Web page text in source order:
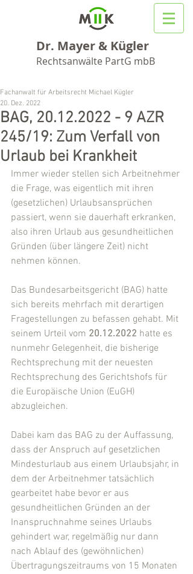
Dr. Mayer & Kügler
Rechtsanwälte PartG mbB
BAG, 20.12.2022 - 9 AZR
245/19: Zum Verfall von
Urlaub bei Krankheit
Fachanwalt für Arbeitsrecht Michael Kügler
20. Dez. 2022
Immer wieder stellen sich Arbeitnehmer
die Frage, was eigentlich mit ihren
(gesetzlichen) Urlaubsansprüchen
passiert, wenn sie dauerhaft erkranken,
also ihren Urlaub aus gesundheitlichen
Gründen (über längere Zeit) nicht
nehmen können.
Das Bundesarbeitsgericht (BAG) hatte
sich bereits mehrfach mit derartigen
Fragestellungen zu befassen gehabt. Mit
seinem Urteil vom 20.12.2022 hatte es
nunmehr Gelegenheit, die bisherige
Rechtsprechung mit der neuesten
Rechtsprechung des Gerichtshofs für
die Europäische Union (EuGH)
abzugleichen.
Dabei kam das BAG zu der Auffassung,
dass der Anspruch auf gesetzlichen
Mindesturlaub aus einem Urlaubsjahr, in
dem der Arbeitnehmer tatsächlich
gearbeitet habe bevor er aus
gesundheitlichen Gründen an der
Inanspruchnahme seines Urlaubs
gehindert war, regelmäßig nur dann
nach Ablauf des (gewöhnlichen)
Übertragungszeitraums von 15 Monaten